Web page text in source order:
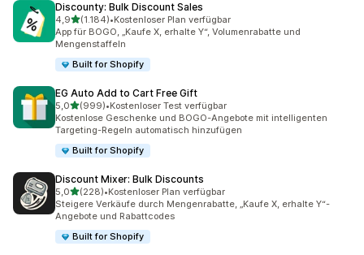
Discounty: Bulk Discount Sales
4,9von 5 Sternen
(1.184)
1184 Rezensionen insgesamt
•Kostenloser Plan verfügbar
App für BOGO, „Kaufe X, erhalte Y“, Volumenrabatte und
Mengenstaffeln
Built for Shopify
EG Auto Add to Cart Free Gift
5,0von 5 Sternen
(999)
999 Rezensionen insgesamt
•Kostenloser Test verfügbar
Kostenlose Geschenke und BOGO-Angebote mit intelligenten
Targeting-Regeln automatisch hinzufügen
Built for Shopify
Discount Mixer: Bulk Discounts
5,0von 5 Sternen
(228)
228 Rezensionen insgesamt
•Kostenloser Plan verfügbar
Steigere Verkäufe durch Mengenrabatte, „Kaufe X, erhalte Y“-
Angebote und Rabattcodes
Built for Shopify